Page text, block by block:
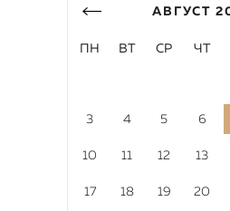
АВГУСТ
ПН ВТ СР ЧТ
3 4 5 6
10 11 12 13
17 18 19 20